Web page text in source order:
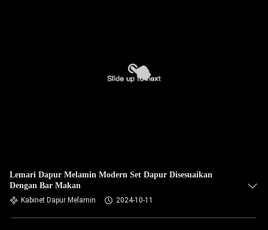
Lemari Dapur Melamin Modern Set Dapur Disesuaikan
Dengan Bar Makan
Kabinet Dapur Melamin 2024-10-11